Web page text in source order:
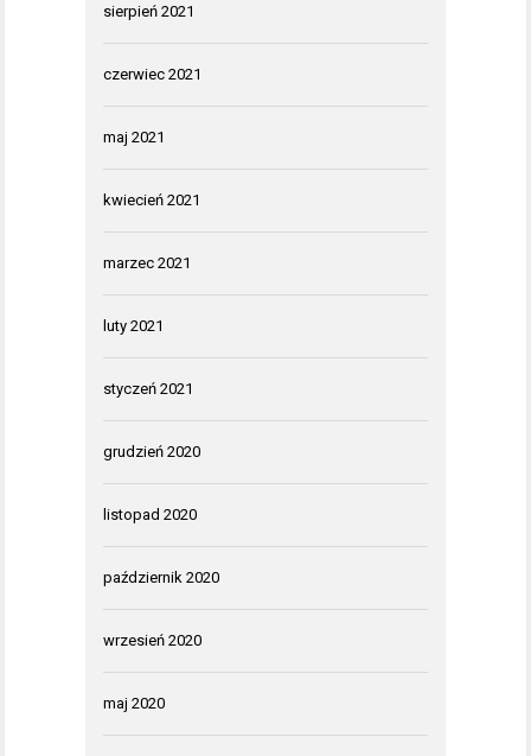
sierpień 2021
czerwiec 2021
maj 2021
kwiecień 2021
marzec 2021
luty 2021
styczeń 2021
grudzień 2020
listopad 2020
październik 2020
wrzesień 2020
maj 2020